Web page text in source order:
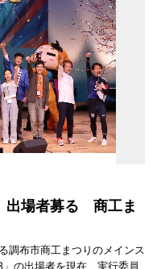
出場者募る 商工ま
調布市商工まつりのメインス
の出場者を現在、実行委員